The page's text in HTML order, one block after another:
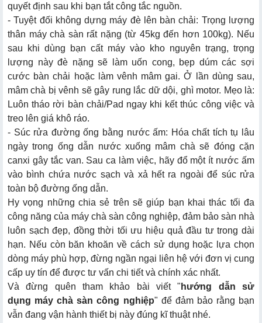
quyết định sau khi bạn tắt công tắc nguồn.
- Tuyệt đối không dựng máy đè lên bàn chải: Trọng lượng
thân máy chà sàn rất nặng (từ 45kg đến hơn 100kg). Nếu
sau khi dùng bạn cất máy vào kho nguyên trạng, trọng
lượng này đè nặng sẽ làm uốn cong, bẹp dúm các sợi
cước bàn chải hoặc làm vênh mâm gai. Ở lần dùng sau,
mâm chà bị vênh sẽ gây rung lắc dữ dội, ghì motor. Mẹo là:
Luôn tháo rời bàn chải/Pad ngay khi kết thúc công việc và
treo lên giá khô ráo.
- Súc rửa đường ống bằng nước ấm: Hóa chất tích tụ lâu
ngày trong ống dẫn nước xuống mâm chà sẽ đóng cặn
canxi gây tắc van. Sau ca làm việc, hãy đổ một ít nước ấm
vào bình chứa nước sạch và xả hết ra ngoài để súc rửa
toàn bộ đường ống dẫn.
Hy vọng những chia sẻ trên sẽ giúp bạn khai thác tối đa
công năng của máy chà sàn công nghiệp, đảm bảo sàn nhà
luôn sạch đẹp, đồng thời tối ưu hiệu quả đầu tư trong dài
hạn. Nếu còn băn khoăn về cách sử dụng hoặc lựa chọn
dòng máy phù hợp, đừng ngần ngại liên hệ với đơn vị cung
cấp uy tín để được tư vấn chi tiết và chính xác nhất.
Và đừng quên tham khảo bài viết " hướng dẫn sử
dụng máy chà sàn công nghiệp" để đảm bảo rằng bạn
vẫn đang vận hành thiết bị này đúng kĩ thuật nhé.